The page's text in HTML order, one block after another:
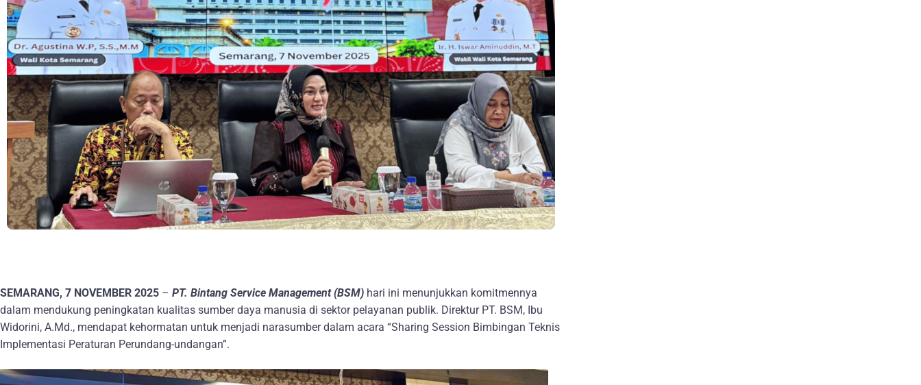
SEMARANG, 7 NOVEMBER 2025 – PT. Bintang Service Management (BSM) hari ini menunjukkan komitmennya
dalam mendukung peningkatan kualitas sumber daya manusia di sektor pelayanan publik. Direktur PT. BSM, Ibu
Widorini, A.Md., mendapat kehormatan untuk menjadi narasumber dalam acara “Sharing Session Bimbingan Teknis
Implementasi Peraturan Perundang-undangan”.